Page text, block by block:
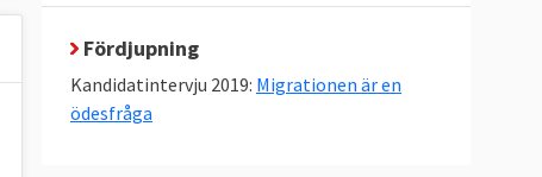
Fördjupning
Kandidatintervju 2019: Migrationen är en
ödesfråga